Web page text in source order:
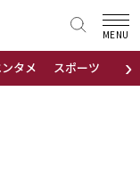
›
タメ スポーツ 地域
MENU